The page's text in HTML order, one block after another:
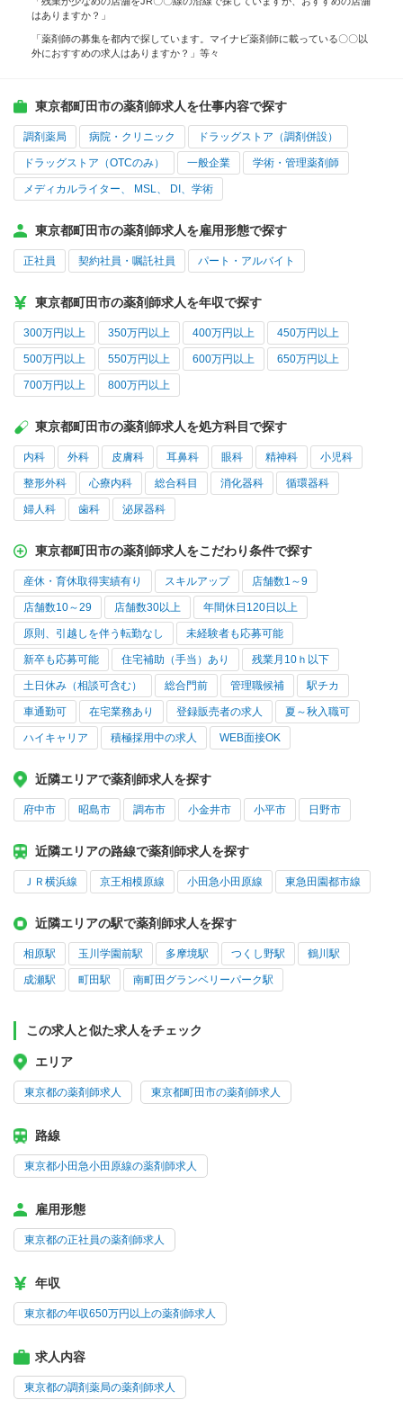
はありますか？」
「薬剤師の募集を都内で探しています。マイナビ薬剤師に載っている〇〇以
外におすすめの求人はありますか？」等々
東京都町田市の薬剤師求人を仕事内容で探す
調剤薬局 病院・クリニック ドラッグストア（調剤併設）
ドラッグストア（OTCのみ） 一般企業 学術・管理薬剤師
メディカルライター、 MSL、 DI、学術
東京都町田市の薬剤師求人を雇用形態で探す
正社員 契約社員・嘱託社員 パート・アルバイト
東京都町田市の薬剤師求人を年収で探す
300万円以上 350万円以上 400万円以上 450万円以上
500万円以上 550万円以上 600万円以上 650万円以上
700万円以上 800万円以上
東京都町田市の薬剤師求人を処方科目で探す
内科 外科 皮膚科 耳鼻科 眼科 精神科 小児科
整形外科 心療内科 総合科目 消化器科 循環器科
婦人科 歯科 泌尿器科
東京都町田市の薬剤師求人をこだわり条件で探す
産休・育休取得実績有り スキルアップ 店舗数1～9
店舗数10～29 店舗数30以上 年間休日120日以上
原則、引越しを伴う転勤なし 未経験者も応募可能
新卒も応募可能 住宅補助（手当）あり 残業月10ｈ以下
土日休み（相談可含む） 総合門前 管理職候補 駅チカ
車通勤可 在宅業務あり 登録販売者の求人 夏～秋入職可
ハイキャリア 積極採用中の求人 WEB面接OK
近隣エリアで薬剤師求人を探す
府中市 昭島市 調布市 小金井市 小平市 日野市
近隣エリアの路線で薬剤師求人を探す
ＪＲ横浜線 京王相模原線 小田急小田原線 東急田園都市線
近隣エリアの駅で薬剤師求人を探す
相原駅 玉川学園前駅 多摩境駅 つくし野駅 鶴川駅
成瀬駅 町田駅 南町田グランベリーパーク駅
この求人と似た求人をチェック
エリア
東京都の薬剤師求人 東京都町田市の薬剤師求人
路線
東京都小田急小田原線の薬剤師求人
雇用形態
東京都の正社員の薬剤師求人
年収
東京都の年収650万円以上の薬剤師求人
求人内容
東京都の調剤薬局の薬剤師求人